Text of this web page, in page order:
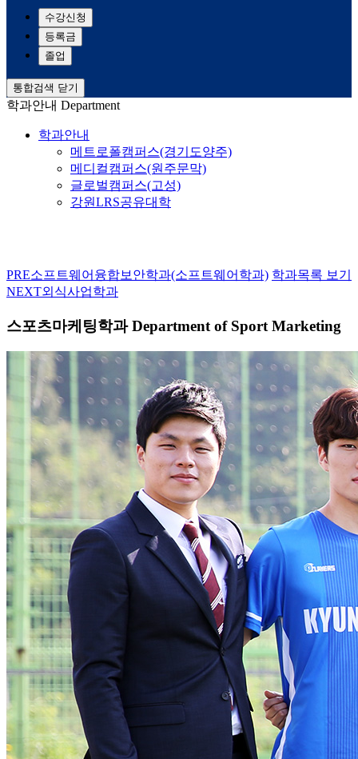
수강신청
등록금
졸업
통합검색 닫기
학과안내 Department
학과안내
메트로폴캠퍼스(경기도양주)
메디컬캠퍼스(원주문막)
글로벌캠퍼스(고성)
강원LRS공유대학
PRE소프트웨어융합보안학과(소프트웨어학과) 학과목록 보기
NEXT외식사업학과
스포츠마케팅학과 Department of Sport Marketing